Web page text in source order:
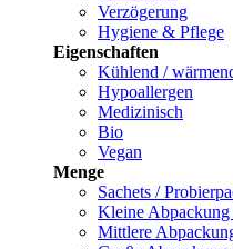
Verzögerung
Hygiene & Pflege
Eigenschaften
Kühlend /
Hypoallergen
Medizinisch
Bio
Vegan
Menge
Sachets /
Kleine
Mittlere